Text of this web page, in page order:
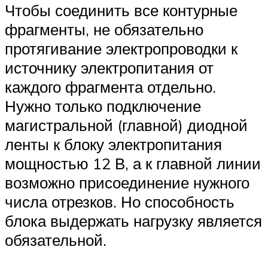
Чтобы соединить все контурные
фрагменты, не обязательно
протягивание электропроводки к
источнику электропитания от
каждого фрагмента отдельно.
Нужно только подключение
магистральной (главной) диодной
ленты к блоку электропитания
мощностью 12 В, а к главной линии
возможно присоединение нужного
числа отрезков. Но способность
блока выдержать нагрузку является
обязательной.